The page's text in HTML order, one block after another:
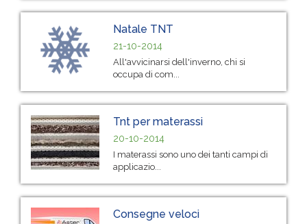
Natale TNT
21-10-2014
All'avvicinarsi dell'inverno, chi si
occupa di com...
Tnt per materassi
20-10-2014
I materassi sono uno dei tanti campi di
applicazio...
Consegne veloci